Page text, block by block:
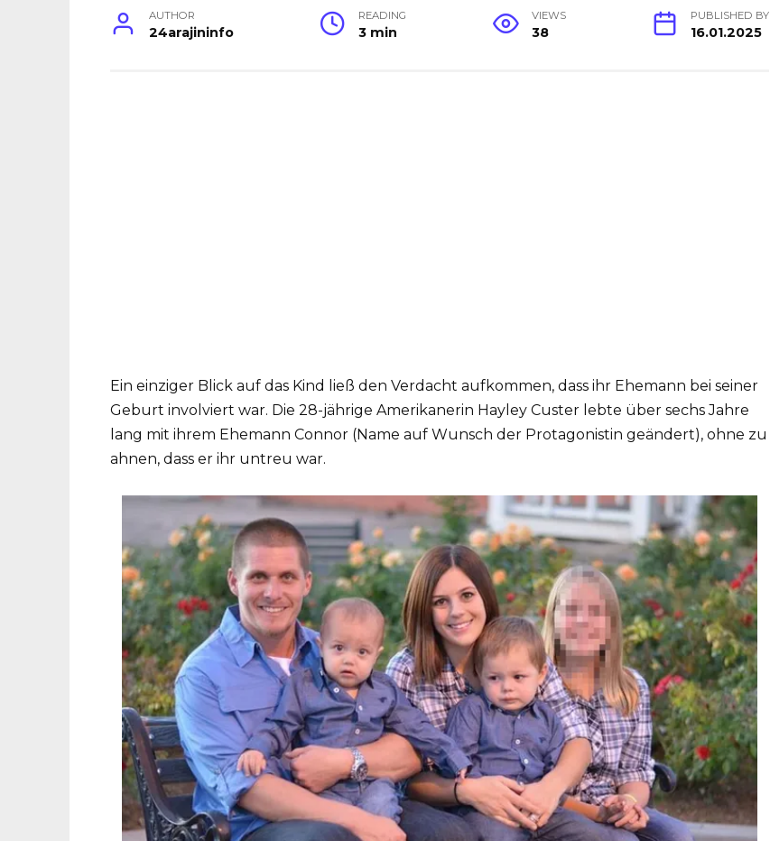
AUTHOR
24arajininfo
READING
3 min
VIEWS
38
PUBLISHED BY
16.01.2025
Ein einziger Blick auf das Kind ließ den Verdacht aufkommen, dass ihr Ehemann bei seiner
Geburt involviert war. Die 28-jährige Amerikanerin Hayley Custer lebte über sechs Jahre
lang mit ihrem Ehemann Connor (Name auf Wunsch der Protagonistin geändert), ohne zu
ahnen, dass er ihr untreu war.